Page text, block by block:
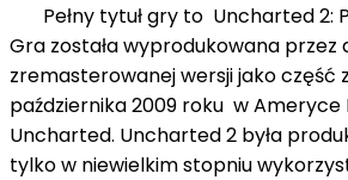
Pełny tytuł gry to Uncharted 2:
Gra została wyprodukowana
zremasterowanej wersji jako część
października 2009 roku w Ameryce
Uncharted. Uncharted 2 była
tylko w niewielkim stopniu